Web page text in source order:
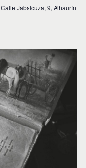
Calle Jabalcuza, 9, Alhaurín